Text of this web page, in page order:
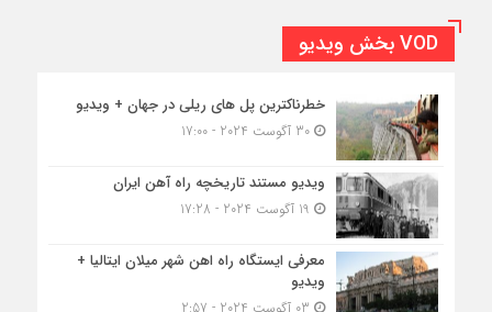
VOD بخش ویدیو
خطرناکترین پل های ریلی در جهان + ویدیو
30 آگوست 2024 - 17:00
ویدیو مستند تاریخچه راه آهن ایران
معرفی ایستگاه راه اهن شهر میلان ایتالیا +
ویدیو